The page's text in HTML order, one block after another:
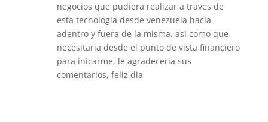
negocios que pudiera realizar a traves de
esta tecnologia desde venezuela hacia
adentro y fuera de la misma, asi como que
necesitaria desde el punto de vista financiero
para inicarme, le agradeceria sus
comentarios, feliz dia